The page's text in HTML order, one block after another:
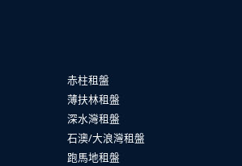
赤柱租盤
薄扶林租盤
深水灣租盤
石澳/大浪灣租盤
跑馬地租盤